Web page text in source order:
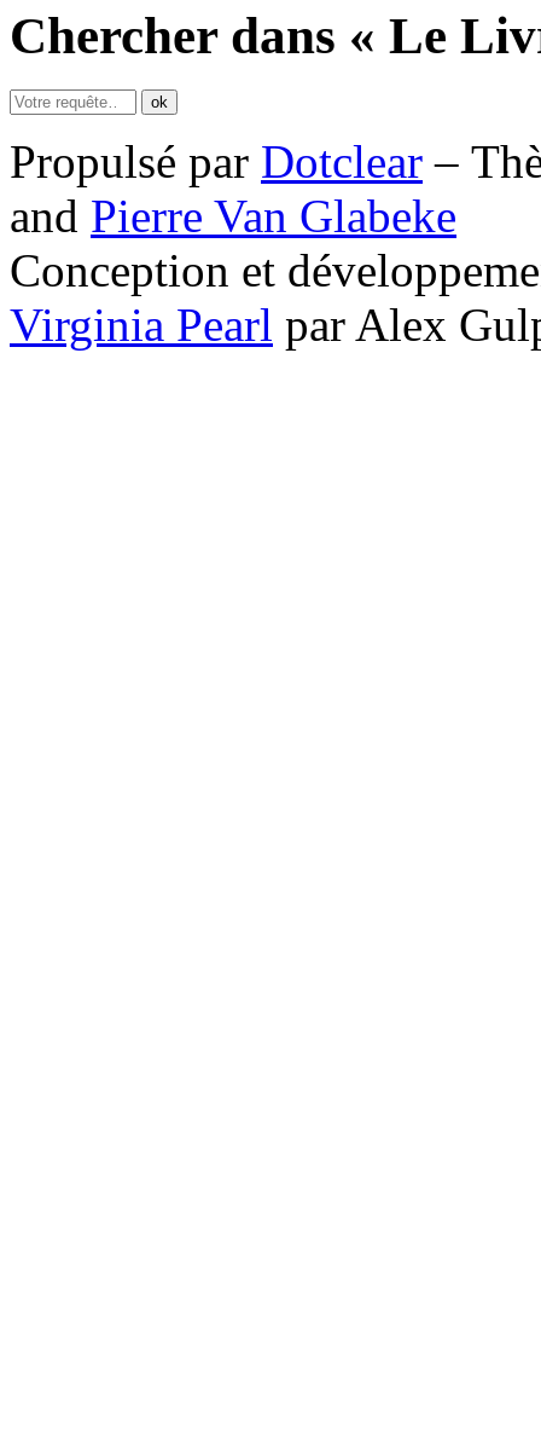
Chercher dans « Le
Propulsé par Dotclear –
and Pierre Van Glabeke
Conception et
Virginia Pearl par Alex